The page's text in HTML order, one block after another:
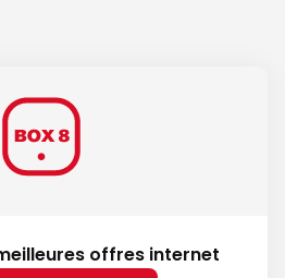
offres internet